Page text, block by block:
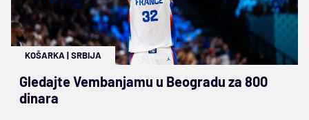
KOŠARKA |SRBIJA
Gledajte Vembanjamu u Beogradu za 800
dinara